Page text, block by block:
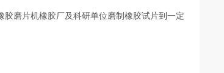
磨片机橡胶厂及科研单位磨制橡胶试片到一定